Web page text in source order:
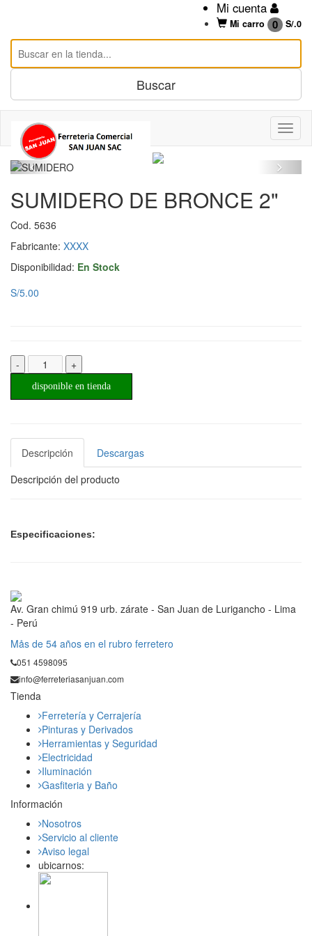
Mi cuenta
Mi carro 0 S/.0
SUMIDERO DE BRONCE 2"
Cod. 5636
Fabricante: XXXX
Disponibilidad: En Stock
S/5.00
- +
disponible en tienda
Descripción
Descargas
Descripción del producto
Especificaciones:
Av. Gran chimú 919 urb. zárate - San Juan de Lurigancho - Lima
- Perú
Mås de 54 años en el rubro ferretero
051 4598095
info@ferreteriasanjuan.com
Tienda
Ferretería y Cerrajería
Pinturas y Derivados
Herramientas y Seguridad
Electricidad
Iluminación
Gasfiteria y Baño
Información
Nosotros
Servicio al cliente
Aviso legal
ubicarnos: